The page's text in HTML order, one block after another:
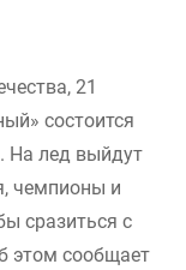
21
состоится
На лед выйдут
чемпионы и
сразиться с
этом сообщает